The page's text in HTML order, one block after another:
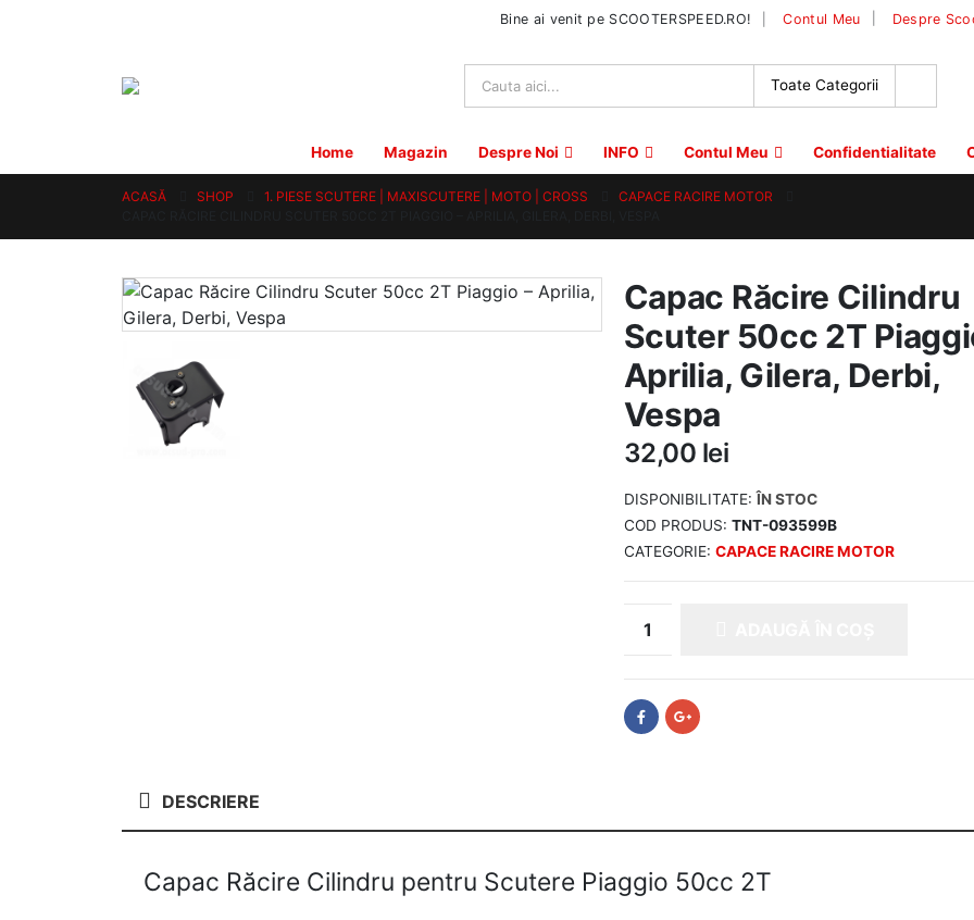
Bine ai venit pe SCOOTERSPEED.RO! Contul Meu Despre
Home Magazin Despre Noi INFO Contul Meu Confidentialitate
ACASĂ SHOP 1. PIESE SCUTERE | MAXISCUTERE | MOTO | CROSS
CAPACE RACIRE MOTOR
Capac Răcire Cilindru
Scuter 50cc 2T
Aprilia, Gilera, Derbi,
Vespa
32,00 lei
DISPONIBILITATE: ÎN STOC
COD PRODUS: TNT-093599B
CATEGORIE: CAPACE RACIRE MOTOR
DESCRIERE
Capac Răcire Cilindru pentru Scutere Piaggio 50cc 2T